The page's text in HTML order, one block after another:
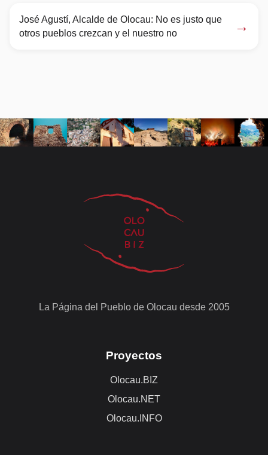
José Agustí, Alcalde de Olocau: No es justo que
otros pueblos crezcan y el nuestro no
→
La Página del Pueblo de Olocau desde 2005
Proyectos
Olocau.BIZ
Olocau.NET
Olocau.INFO